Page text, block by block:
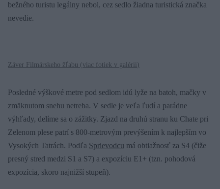
bežného turistu legálny nebol, cez sedlo žiadna turistická značka
nevedie.
Záver Filmárskeho žľabu (viac fotiek v galérii )
Posledné výškové metre pod sedlom idú lyže na batoh, mačky v
zmäknutom snehu netreba. V sedle je veľa ľudí a parádne
výhľady, delíme sa o zážitky. Zjazd na druhú stranu ku Chate pri
Zelenom plese patrí s 800-metrovým prevýšením k najlepším vo
Vysokých Tatrách. Podľa Sprievodcu má obtiažnosť za S4 (čiže
presný stred medzi S1 a S7) a expozíciu E1+ (tzn. pohodová
expozícia, skoro najnižší stupeň).